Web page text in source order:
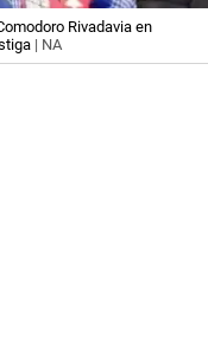
Rivadavia en
| NA